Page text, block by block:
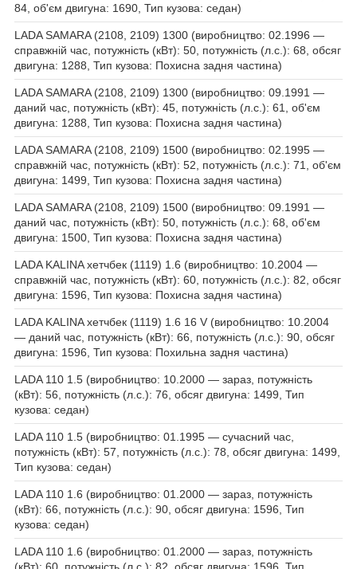
84, об'єм двигуна: 1690, Тип кузова: седан)
LADA SAMARA (2108, 2109) 1300 (виробництво: 02.1996 —
справжній час, потужність (кВт): 50, потужність (л.с.): 68, обсяг
двигуна: 1288, Тип кузова: Похисна задня частина)
LADA SAMARA (2108, 2109) 1300 (виробництво: 09.1991 —
даний час, потужність (кВт): 45, потужність (л.с.): 61, об'єм
двигуна: 1288, Тип кузова: Похисна задня частина)
LADA SAMARA (2108, 2109) 1500 (виробництво: 02.1995 —
справжній час, потужність (кВт): 52, потужність (л.с.): 71, об'єм
двигуна: 1499, Тип кузова: Похисна задня частина)
LADA SAMARA (2108, 2109) 1500 (виробництво: 09.1991 —
даний час, потужність (кВт): 50, потужність (л.с.): 68, об'єм
двигуна: 1500, Тип кузова: Похисна задня частина)
LADA KALINA хетчбек (1119) 1.6 (виробництво: 10.2004 —
справжній час, потужність (кВт): 60, потужність (л.с.): 82, обсяг
двигуна: 1596, Тип кузова: Похисна задня частина)
LADA KALINA хетчбек (1119) 1.6 16 V (виробництво: 10.2004
— даний час, потужність (кВт): 66, потужність (л.с.): 90, обсяг
двигуна: 1596, Тип кузова: Похильна задня частина)
LADA 110 1.5 (виробництво: 10.2000 — зараз, потужність
(кВт): 56, потужність (л.с.): 76, обсяг двигуна: 1499, Тип
кузова: седан)
LADA 110 1.5 (виробництво: 01.1995 — сучасний час,
потужність (кВт): 57, потужність (л.с.): 78, обсяг двигуна: 1499,
Тип кузова: седан)
LADA 110 1.6 (виробництво: 01.2000 — зараз, потужність
(кВт): 66, потужність (л.с.): 90, обсяг двигуна: 1596, Тип
кузова: седан)
LADA 110 1.6 (виробництво: 01.2000 — зараз, потужність